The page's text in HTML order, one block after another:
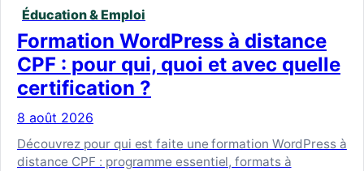
Éducation & Emploi
Formation WordPress à distance
CPF : pour qui, quoi et avec quelle
certification ?
8 août 2026
Découvrez pour qui est faite une formation WordPress à
distance CPF : programme essentiel, formats à